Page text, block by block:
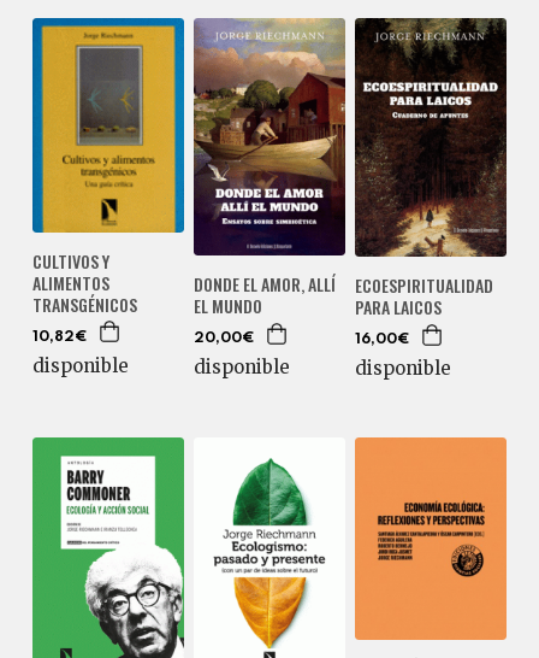
CULTIVOS Y
ALIMENTOS
TRANSGÉNICOS
10,82€
disponible
DONDE EL AMOR, ALLÍ
EL MUNDO
20,00€
disponible
ECOESPIRITUALIDAD
PARA LAICOS
16,00€
disponible